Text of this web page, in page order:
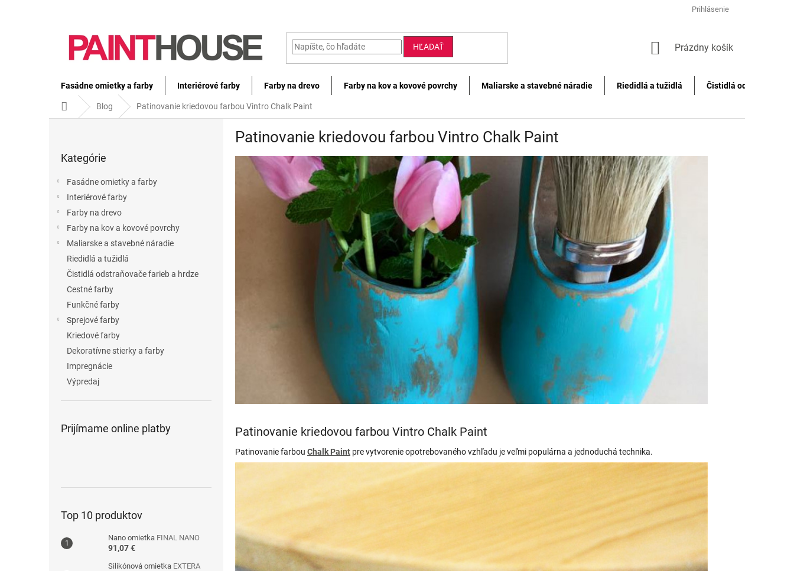
Prihlásenie
HĽADAŤ
NÁKUPNÝ
Prázdny košík
Fasádne omietky a farby Interiérové farby Farby na drevo Farby na kov a kovové povrchy Maliarske a stavebné náradie Riedidlá a tužidlá Čistidlá odstraňovače
DomovBlog Patinovanie kriedovou farbou Vintro Chalk Paint
kategórie
Kategórie
Fasádne omietky a farby
Interiérové farby
Farby na drevo
Farby na kov a kovové povrchy
Maliarske a stavebné náradie
Riedidlá a tužidlá
Čistidlá odstraňovače farieb a hrdze
Cestné farby
Funkčné farby
Sprejové farby
Kriedové farby
Dekoratívne stierky a farby
Impregnácie
Výpredaj
Prijímame online platby
Top 10 produktov
Nano omietka FINAL NANO
91,07 €
Silikónová omietka EXTERA
Patinovanie kriedovou farbou Vintro Chalk Paint
Patinovanie kriedovou farbou Vintro Chalk Paint
Patinovanie farbou Chalk Paint pre vytvorenie opotrebovaného vzhľadu je veľmi populárna a jednoduchá technika.